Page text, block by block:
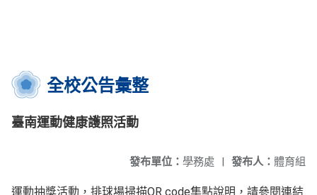
全校公告彙整
臺南運動健康護照活動
發布人： 體育組
發布單位： 學務處 |
運動抽獎活動，排球場掃描QR code集點說明，請參閱連結